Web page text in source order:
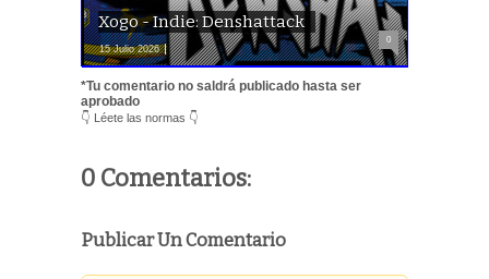
Xogo - Indie: Denshattack
15 Julio 2026
0
*Tu comentario no saldrá publicado hasta ser
aprobado
👇 Léete las normas 👇
0 Comentarios:
Publicar Un Comentario